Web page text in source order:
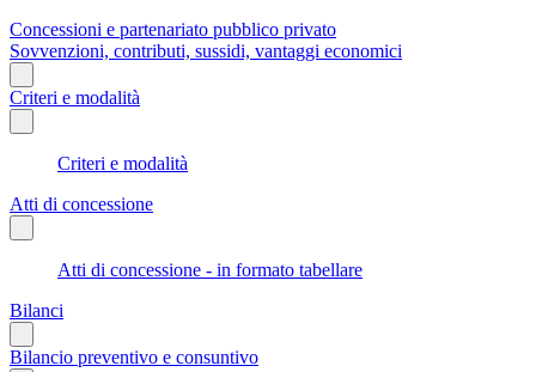
Concessioni e partenariato pubblico privato
Sovvenzioni, contributi, sussidi, vantaggi economici
Criteri e modalità
Criteri e modalità
Atti di concessione
Atti di concessione - in formato tabellare
Bilanci
Bilancio preventivo e consuntivo